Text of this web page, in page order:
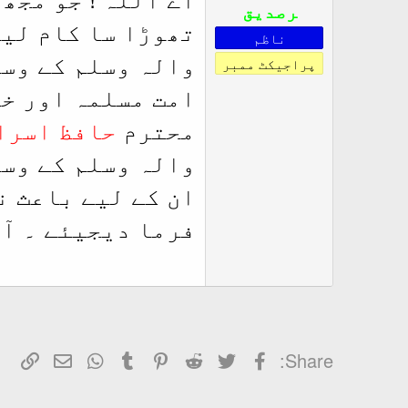
رصدیق
ناظم
پراجیکٹ ممبر
تھوڑا سا کام
والہ وسلم کے
امت مسلمہ اور
محترم حافظ
والہ وسلم کے
ان کے لیے باعث
فرما دیجیئے ۔
Share:
Facebook
Twitter
Reddit
Pinterest
Tumblr
WhatsApp
ای میل